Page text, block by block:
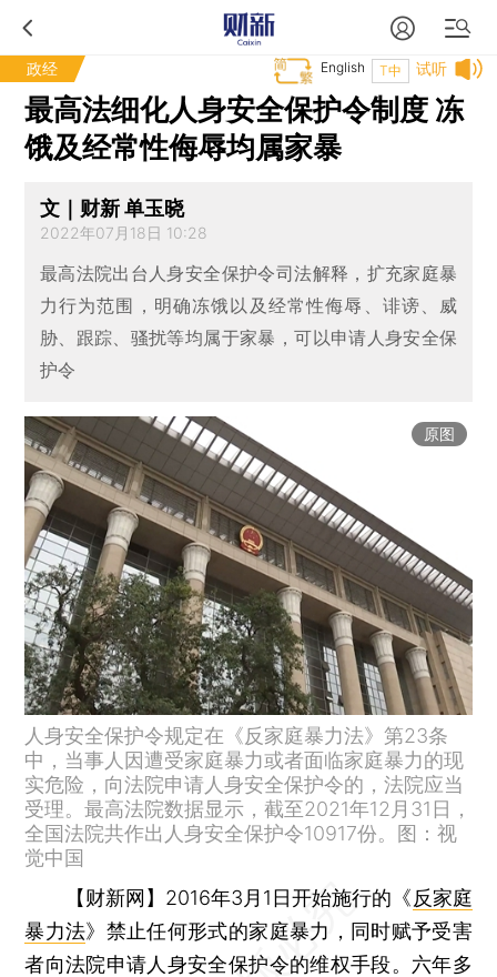
政经 试听
T中
English
最高法细化人身安全保护令制度 冻
饿及经常性侮辱均属家暴
文｜财新 单玉晓
2022年07月18日 10:28
最高法院出台人身安全保护令司法解释，扩充家庭暴
力行为范围，明确冻饿以及经常性侮辱、诽谤、威
胁、跟踪、骚扰等均属于家暴，可以申请人身安全保
护令
原图
人身安全保护令规定在《反家庭暴力法》第23条
中，当事人因遭受家庭暴力或者面临家庭暴力的现
实危险，向法院申请人身安全保护令的，法院应当
受理。最高法院数据显示，截至2021年12月31日，
全国法院共作出人身安全保护令10917份。图：视
觉中国
【财新网】 2016年3月1日开始施行的《反家庭
暴力法》禁止任何形式的家庭暴力，同时赋予受害
者向法院申请人身安全保护令的维权手段。六年多